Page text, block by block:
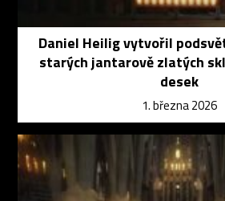
Daniel Heilig vytvořil
starých jantarově zlatých
desek
1. března 2026